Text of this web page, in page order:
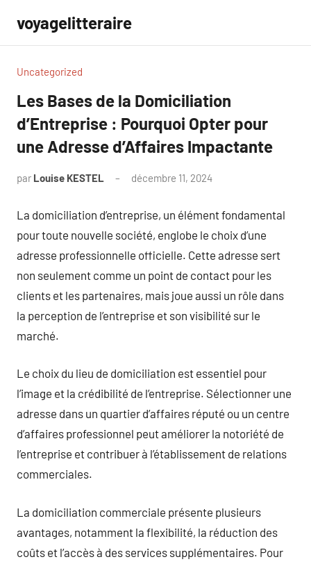
contenu
voyagelitteraire
Uncategorized
Les Bases de la Domiciliation
d’Entreprise : Pourquoi Opter pour
une Adresse d’Affaires Impactante
par Louise KESTEL décembre 11, 2024
La domiciliation d’entreprise, un élément fondamental
pour toute nouvelle société, englobe le choix d’une
adresse professionnelle officielle. Cette adresse sert
non seulement comme un point de contact pour les
clients et les partenaires, mais joue aussi un rôle dans
la perception de l’entreprise et son visibilité sur le
marché.
Le choix du lieu de domiciliation est essentiel pour
l’image et la crédibilité de l’entreprise. Sélectionner une
adresse dans un quartier d’affaires réputé ou un centre
d’affaires professionnel peut améliorer la notoriété de
l’entreprise et contribuer à l’établissement de relations
commerciales.
La domiciliation commerciale présente plusieurs
avantages, notamment la flexibilité, la réduction des
coûts et l’accès à des services supplémentaires. Pour